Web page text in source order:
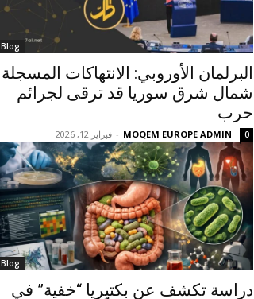
Blog
البرلمان الأوروبي: الانتهاكات المسجلة
شمال شرق سوريا قد ترقى لجرائم
حرب
MOQEM EUROPE ADMIN
- فبراير 12, 2026 0
Blog
دراسة تكشف عن بكتيريا “خفية” في